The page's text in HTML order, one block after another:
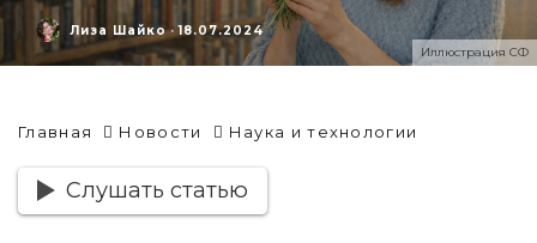
Иллюстрация СФ
Лиза Шайко · 18.07.2024
Главная Новости Наука и технологии
Слушать статью